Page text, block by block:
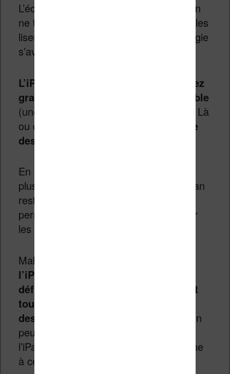
L’écran couleur est quelque chose qu’on
ne trouve pas encore très souvent sur les
liseuses. Et pour cause, cette technologie
s’avère encore assez cher.
L’iPad réussi à obtenir un écran assez
grand avec une autonomie raisonnable
(une dizaine d’heure grand maximum). Là
ou cela devient intéressant c’est de
lire
des bande dessinées sur iPad
En effet, c’est sans doute la liseuse la
plus adaptée à cet usage puisque l’écran
restitue très bien les couleurs et qu’il
permet un affichage plus grand que sur
les autres liseuses.
Malheureusement,
l’iPad manque encore un peu de
définition pour afficher correctement
toutes les cases de vos bande
dessinées
(mais je chipote peut-être un
peu sur ce point). La version 2012 de
l’iPad est par contre exempt de reproche
à ce niveau.